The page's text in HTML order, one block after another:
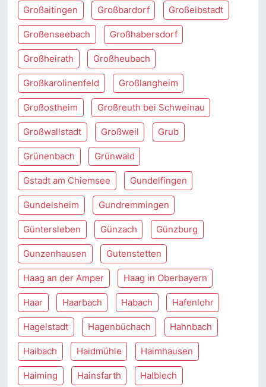
Großaitingen Großbardorf Großeibstadt
Großenseebach Großhabersdorf
Großheirath Großheubach
Großkarolinenfeld Großlangheim
Großostheim Großreuth bei Schweinau
Großwallstadt Großweil Grub
Grünenbach Grünwald
Gstadt am Chiemsee Gundelfingen
Gundelsheim Gundremmingen
Güntersleben Günzach Günzburg
Gunzenhausen Gutenstetten
Haag an der Amper Haag in Oberbayern
Haar Haarbach Habach Hafenlohr
Hagelstadt Hagenbüchach Hahnbach
Haibach Haidmühle Haimhausen
Haiming Hainsfarth Halblech